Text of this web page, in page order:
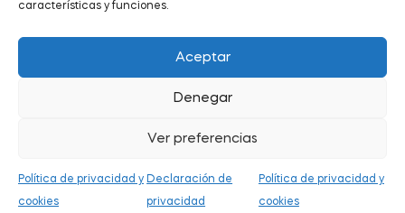
características y funciones.
Aceptar
Denegar
Ver preferencias
Política de privacidad y
cookies
Declaración de
privacidad
Política de privacidad y
cookies